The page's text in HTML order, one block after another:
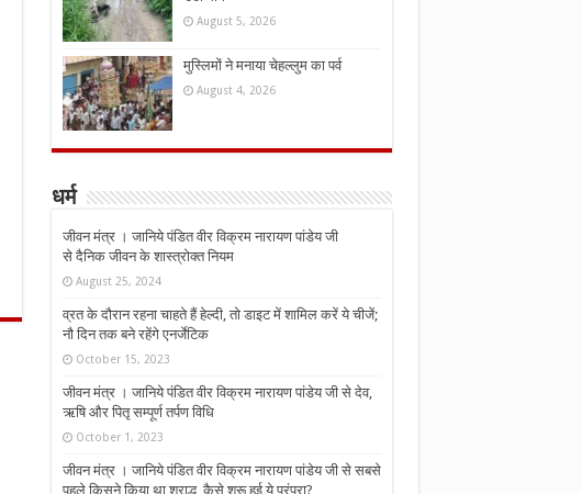
August 5, 2026
मुस्लिमों ने मनाया चेहल्लुम का पर्व
August 4, 2026
धर्म
जीवन मंत्र । जानिये पंडित वीर विक्रम नारायण पांडेय जी
से दैनिक जीवन के शास्त्रोक्त नियम
August 25, 2024
व्रत के दौरान रहना चाहते हैं हेल्दी, तो डाइट में शामिल करें ये चीजें;
नौ दिन तक बने रहेंगे एनर्जेटिक
October 15, 2023
जीवन मंत्र । जानिये पंडित वीर विक्रम नारायण पांडेय जी से देव,
ऋषि और पितृ सम्पूर्ण तर्पण विधि
October 1, 2023
जीवन मंत्र । जानिये पंडित वीर विक्रम नारायण पांडेय जी से सबसे
पहले किसने किया था श्राद्ध, कैसे शुरू हुई ये परंपरा?